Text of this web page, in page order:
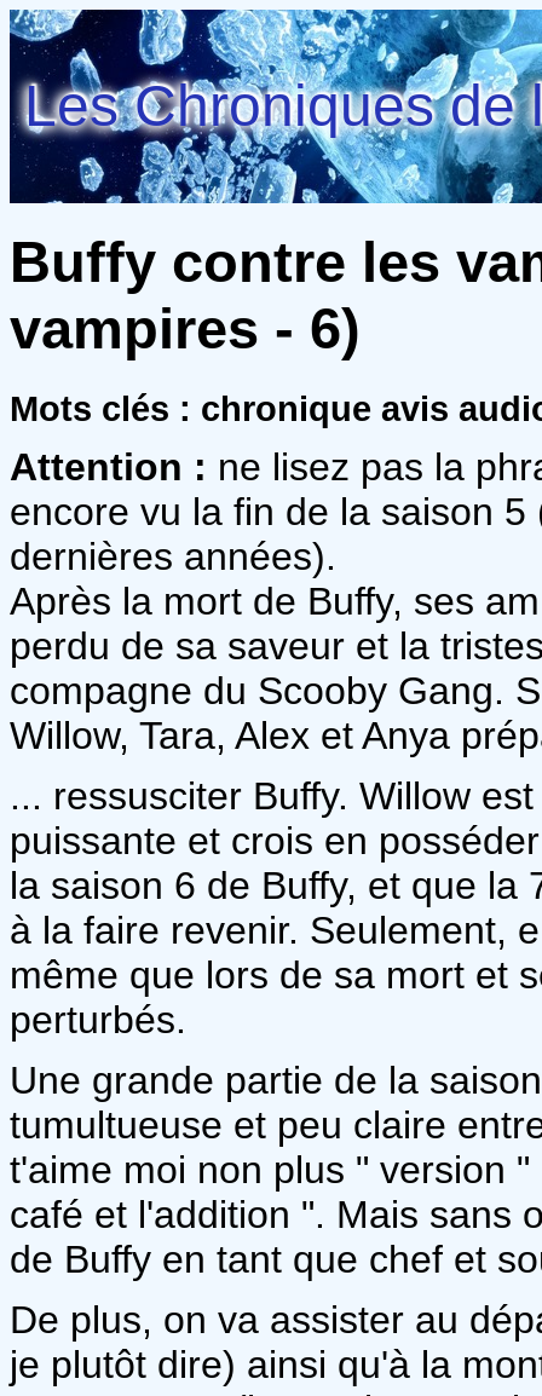
Les Chroniques de
Buffy contre les
vampires - 6)
Mots clés : chronique avis
Attention : ne lisez pas la
encore vu la fin de la saison
dernières années).
Après la mort de Buffy, ses
perdu de sa saveur et la
compagne du Scooby Gang.
Willow, Tara, Alex et Anya
... ressusciter Buffy. Willow
puissante et crois en
la saison 6 de Buffy, et que la
à la faire revenir. Seulement,
même que lors de sa mort et
perturbés.
Une grande partie de la
tumultueuse et peu claire
t'aime moi non plus " version
café et l'addition ". Mais sans
de Buffy en tant que chef et
De plus, on va assister au
je plutôt dire) ainsi qu'à la